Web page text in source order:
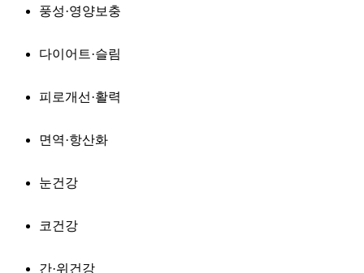
풍성·영양보충
다이어트·슬림
피로개선·활력
면역·항산화
눈건강
코건강
간·위건강